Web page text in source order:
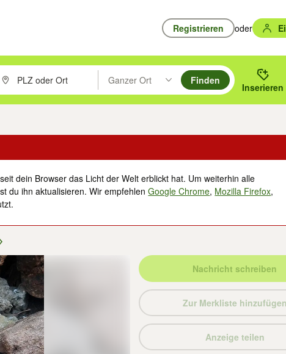
Registrieren oder
mit den Pfeiltasten nach oben/unten durchsuchen und mit
PLZ oder Ort eingeben. Eingabetaste drücken um zu suchen, oder
Ganzer Ort
Suche im Umkreis des gewählten Orts oder PLZ.
Finden
Inserieren
dein Browser das Licht der Welt erblickt hat. Um weiterhin alle
du ihn aktualisieren. Wir empfehlenGoogle Chrome, Mozilla Firefox,
Nachricht schreiben
Zur Merkliste hinzufügen
Anzeige teilen